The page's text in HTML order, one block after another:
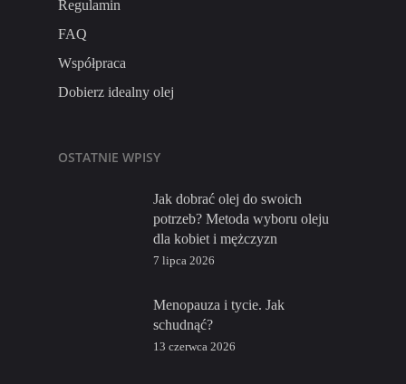
Regulamin
FAQ
Współpraca
Dobierz idealny olej
OSTATNIE WPISY
Jak dobrać olej do swoich
potrzeb? Metoda wyboru oleju
dla kobiet i mężczyzn
7 lipca 2026
Menopauza i tycie. Jak
schudnąć?
13 czerwca 2026